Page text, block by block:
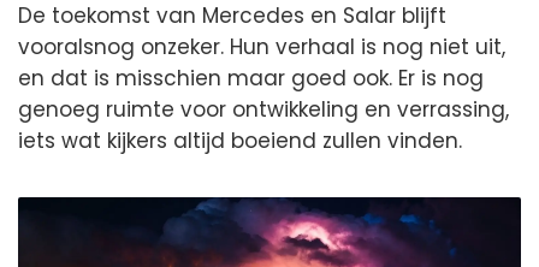
De toekomst van Mercedes en Salar blijft
vooralsnog onzeker. Hun verhaal is nog niet uit,
en dat is misschien maar goed ook. Er is nog
genoeg ruimte voor ontwikkeling en verrassing,
iets wat kijkers altijd boeiend zullen vinden.